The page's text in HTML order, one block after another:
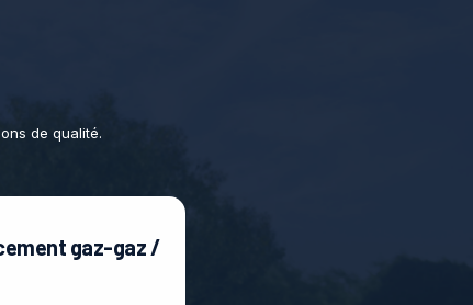
de qualité.
gaz-gaz /